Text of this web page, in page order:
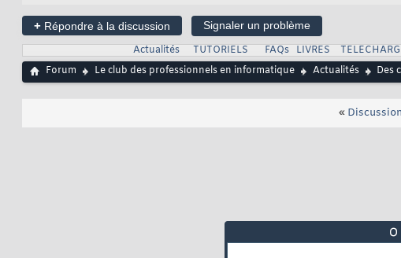
+ Répondre à la discussion
Signaler un problème
Actualités
TUTORIELS FAQs LIVRES
Forum
Le club des professionnels en informatique Actualités Des
«